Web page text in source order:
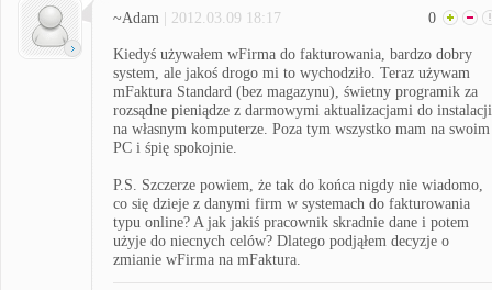
~Adam | 2012.03.09 18:17 0
Kiedyś używałem wFirma do fakturowania, bardzo dobry
system, ale jakoś drogo mi to wychodziło. Teraz używam
mFaktura Standard (bez magazynu), świetny programik za
rozsądne pieniądze z darmowymi aktualizacjami do instalacji
na własnym komputerze. Poza tym wszystko mam na swoim
PC i śpię spokojnie.
P.S. Szczerze powiem, że tak do końca nigdy nie wiadomo,
co się dzieje z danymi firm w systemach do fakturowania
typu online? A jak jakiś pracownik skradnie dane i potem
użyje do niecnych celów? Dlatego podjąłem decyzje o
zmianie wFirma na mFaktura.